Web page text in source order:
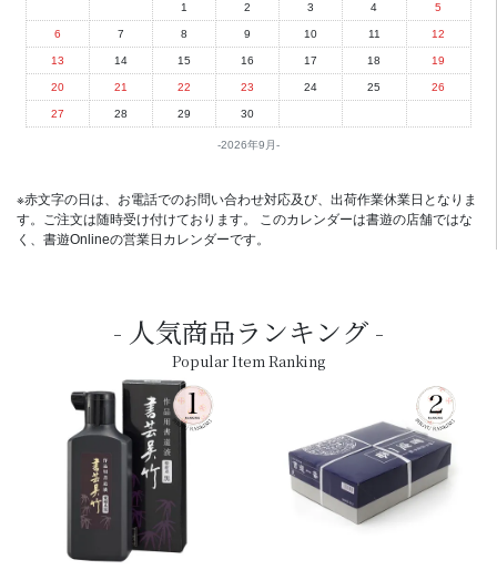
2026年9月
1 2 3 4 5
6 7 8 9 10 11 12
13 14 15 16 17 18 19
20 21 22 23 24 25 26
27 28 29 30
※赤文字の日は、お電話でのお問い合わせ対応及び、出荷作業休業日となりま
す。ご注文は随時受け付けております。 このカレンダーは書遊の店舗ではな
く、書遊Onlineの営業日カレンダーです。
人気商品ランキング
Popular Item Ranking